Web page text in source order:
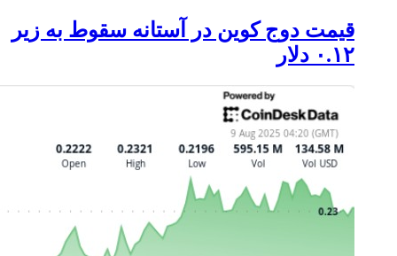
قیمت دوج کوین در آستانه سقوط به زیر
۰.۱۲ دلار